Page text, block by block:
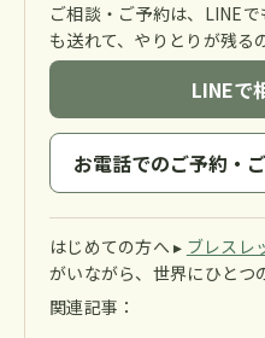
ご相談・ご予約は、LINE
も送れて、やりとりが残る
LINEで
お電話でのご予約・
はじめての方へ ▸ ブレスレ
がいながら、世界にひとつ
関連記事：